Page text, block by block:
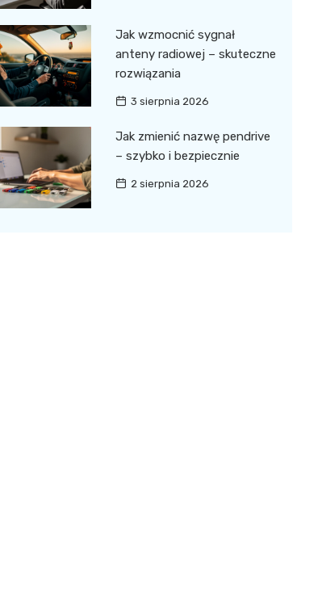
Jak wzmocnić sygnał
anteny radiowej – skuteczne
rozwiązania
3 sierpnia 2026
Jak zmienić nazwę pendrive
– szybko i bezpiecznie
2 sierpnia 2026